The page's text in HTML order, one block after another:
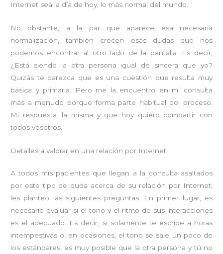
Internet sea, a día de hoy, lo más normal del mundo.
No obstante, a la par que aparece esa necesaria
normalización, también crecen esas dudas que nos
podemos encontrar al otro lado de la pantalla. Es decir,
¿Está siendo la otra persona igual de sincera que yo?
Quizás te parezca que es una cuestión que resulta muy
básica y primaria. Pero me la encuentro en mi consulta
más a menudo porque forma parte habitual del proceso.
Mi respuesta: la misma y que hoy quiero compartir con
todos vosotros.
Detalles a valorar en una relación por Internet
A todos mis pacientes que llegan a la consulta asaltados
por este tipo de duda acerca de su relación por Internet,
les planteo las siguientes preguntas. En primer lugar, es
necesario evaluar si el tono y el ritmo de sus interacciones
es el adecuado. Es decir, si solamente te escribe a horas
intempestivas o, en ocasiones, el tono se sale un poco de
los estándares, es muy posible que la otra persona y tú no